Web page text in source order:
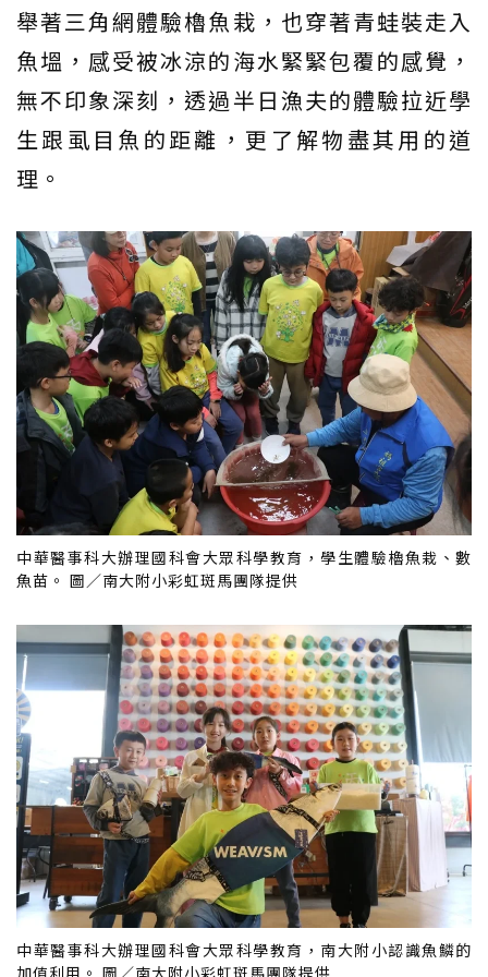
舉著三角網體驗櫓魚栽，也穿著青蛙裝走入
魚塭，感受被冰涼的海水緊緊包覆的感覺，
無不印象深刻，透過半日漁夫的體驗拉近學
生跟虱目魚的距離，更了解物盡其用的道
理。
中華醫事科大辦理國科會大眾科學教育，學生體驗櫓魚栽、數
魚苗。 圖／南大附小彩虹斑馬團隊提供
中華醫事科大辦理國科會大眾科學教育，南大附小認識魚鱗的